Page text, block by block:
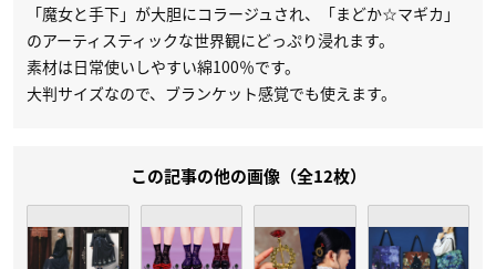
「魔女と手下」が大胆にコラージュされ、「まどか☆マギカ」
のアーティスティックな世界観にどっぷり浸れます。
素材は日常使いしやすい綿100％です。
大判サイズなので、ブランケット感覚でも使えます。
この記事の他の画像（全12枚）